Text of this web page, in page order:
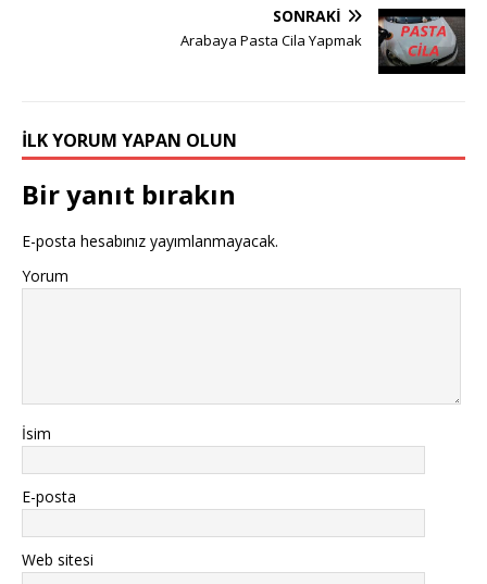
SONRAKI
Arabaya Pasta Cila Yapmak
İLK YORUM YAPAN OLUN
Bir yanıt bırakın
E-posta hesabınız yayımlanmayacak.
Yorum
İsim
E-posta
Web sitesi